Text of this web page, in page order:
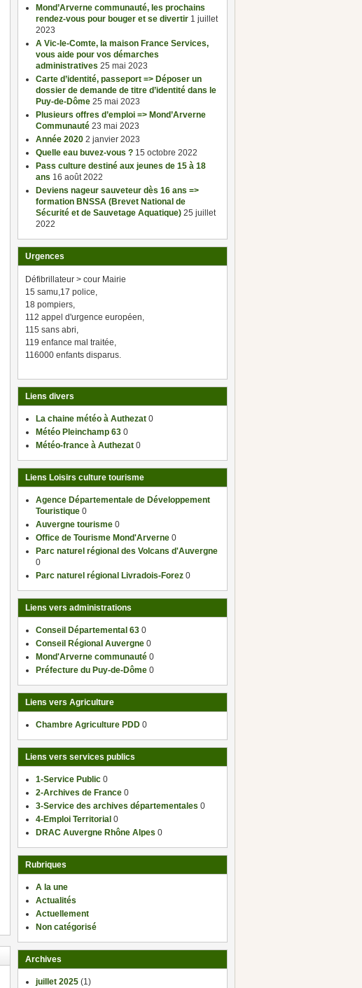
Mond’Arverne communauté, les prochains
rendez-vous pour bouger et se divertir 1 juillet
2023
A Vic-le-Comte, la maison France Services,
vous aide pour vos démarches
administratives 25 mai 2023
Carte d’identité, passeport => Déposer un
dossier de demande de titre d’identité dans le
Puy-de-Dôme 25 mai 2023
Plusieurs offres d’emploi => Mond’Arverne
Communauté 23 mai 2023
Année 2020 2 janvier 2023
Quelle eau buvez-vous ? 15 octobre 2022
Pass culture destiné aux jeunes de 15 à 18
ans 16 août 2022
Deviens nageur sauveteur dès 16 ans =>
formation BNSSA (Brevet National de
Sécurité et de Sauvetage Aquatique) 25 juillet
2022
Urgences
Défibrillateur > cour Mairie
15 samu,17 police,
18 pompiers,
112 appel d'urgence européen,
115 sans abri,
119 enfance mal traitée,
116000 enfants disparus.
Liens divers
La chaine météo à Authezat 0
Météo Pleinchamp 63 0
Météo-france à Authezat 0
Liens Loisirs culture tourisme
Agence Départementale de Développement
Touristique 0
Auvergne tourisme 0
Office de Tourisme Mond'Arverne 0
Parc naturel régional des Volcans d'Auvergne
0
Parc naturel régional Livradois-Forez 0
Liens vers administrations
Conseil Départemental 63 0
Conseil Régional Auvergne 0
Mond'Arverne communauté 0
Préfecture du Puy-de-Dôme 0
Liens vers Agriculture
Chambre Agriculture PDD 0
Liens vers services publics
1-Service Public 0
2-Archives de France 0
3-Service des archives départementales 0
4-Emploi Territorial 0
DRAC Auvergne Rhône Alpes 0
Rubriques
A la une
Actualités
Actuellement
Non catégorisé
Archives
juillet 2025 (1)